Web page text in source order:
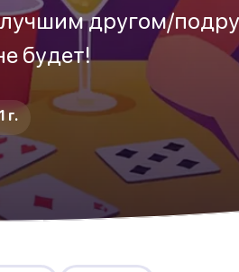
другом/
будет!
г.